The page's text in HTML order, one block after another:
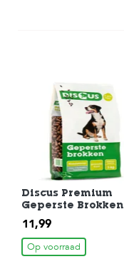
Discus Premium
Geperste Brokken
Hondenvoer 3 kg
11,99
Op voorraad